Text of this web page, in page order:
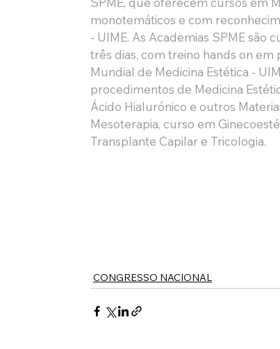
monotemáticos e com
- UIME. As Academias SPME são
três dias, com treino hands on
Mundial de Medicina Estética -
procedimentos de Medicina
Ácido Hialurónico e outros
Mesoterapia, curso em
Transplante Capilar e Tricologia.
CONGRESSO NACIONAL